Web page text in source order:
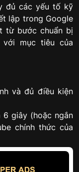
đủ các yếu tố kỹ
lập trong Google
từ bước chuẩn bị
mục tiêu của
và đủ điều kiện
giây (hoặc ngắn
chính thức của